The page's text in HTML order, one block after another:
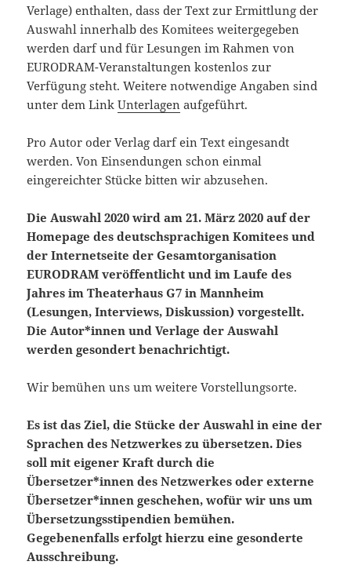
Verlage) enthalten, dass der Text zur Ermittlung der
Auswahl innerhalb des Komitees weitergegeben
werden darf und für Lesungen im Rahmen von
EURODRAM-Veranstaltungen kostenlos zur
Verfügung steht. Weitere notwendige Angaben sind
unter dem LinkUnterlagen aufgeführt.
Pro Autor oder Verlag darf ein Text eingesandt
werden. Von Einsendungen schon einmal
eingereichter Stücke bitten wir abzusehen.
Die Auswahl 2020 wird am 21. März 2020 auf der
Homepage des deutschsprachigen Komitees und
der Internetseite der Gesamtorganisation
EURODRAM veröffentlicht und im Laufe des
Jahres im Theaterhaus G7 in Mannheim
(Lesungen, Interviews, Diskussion) vorgestellt.
Die Autor*innen und Verlage der Auswahl
werden gesondert benachrichtigt.
Wir bemühen uns um weitere Vorstellungsorte.
Es ist das Ziel, die Stücke der Auswahl in eine der
Sprachen des Netzwerkes zu übersetzen. Dies
soll mit eigener Kraft durch die
Übersetzer*innen des Netzwerkes oder externe
Übersetzer*innen geschehen, wofür wir uns um
Übersetzungsstipendien bemühen.
Gegebenenfalls erfolgt hierzu eine gesonderte
Ausschreibung.